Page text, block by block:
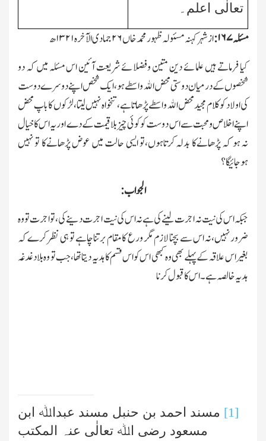
تعالٰی اعلم۔
مسئلہ۱۶۷: از شہر کہنہ مسئولہ ظہور محمد خاں۲۶جمادی الآخرہ۱۳۲۱ھ
کیا فرماتے ہیں علمائے دین متین وفضلائے شریعت آئین اس مسئلہ میں کہ دو
شخصوں کے درمیان دوستی محض اﷲ واسطے ہو، ایك شخص اپنے دوسرے دوست
کی اولاد کو کلام مجید محض اﷲ واسطے پڑھاتاہے،تنخواہ نہیں لیتا،لڑکوں کاباپ محض
اپنے اخلاص ومحبت سے اس دوست کو کوئی چیز بلا قیمت کے دے اور یہ اس کا خیال
نہ ہو کہ پڑھانےکا بدلہ کرتاہوں،تو ایسی حالت میں عوض پڑھانےکا تو نہیں
ہوجائیگا؟
الجواب:
جبکہ اس کی نیت نہ اجرت لینے کی ہے نہ اس کی نیت اجرت دینے کی،تواجرت تو وہ
ضرور نہیں،نہ اس سے بچنا لازم مگر ورع کامقام برتنا چاہے تو ہی نظر کرے کہ
بغیر اس علاقہ کے پہلے بھی وہ کبھی اس کو اس قسم کا ہدیہ دیتا تھا،جب تو وہ بلادغدغہ
ہدیہ خالصہ ہے۔ اس کا قبول کرنا
[1] مسند احمد بن حنبل مسند عبداﷲ ابن
مسعود رضی اﷲ تعالٰی عنہ المکتب